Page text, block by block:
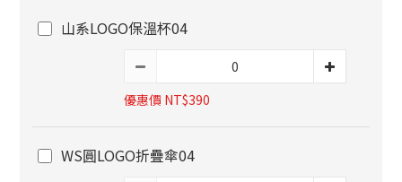
山系LOGO保溫杯04
優惠價 NT$390
WS圓LOGO折疊傘04